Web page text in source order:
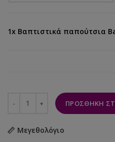
1x Βαπτιστικά παπούτσια
ΠΡΟΣΘΉΚΗ
Μεγεθολόγιο